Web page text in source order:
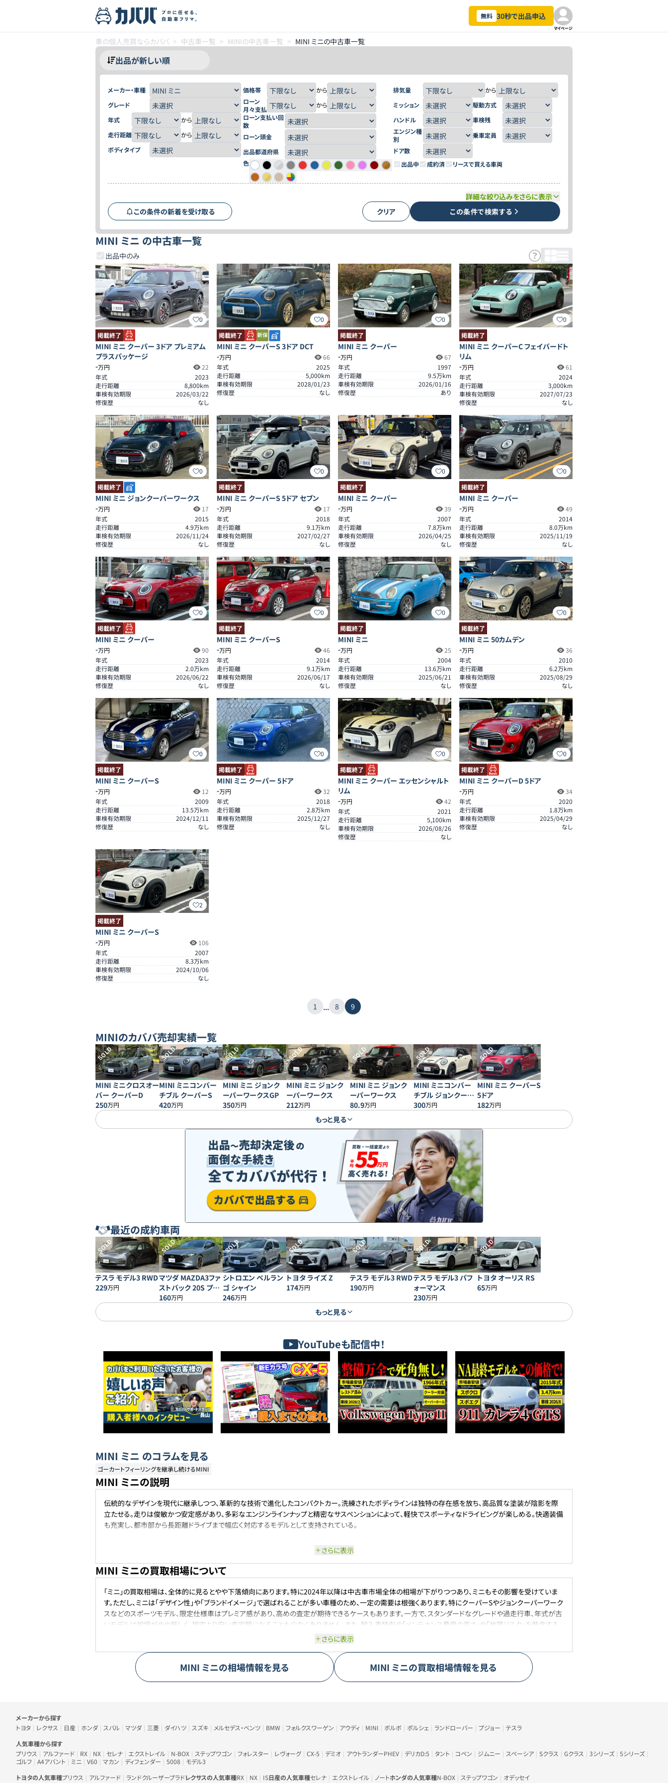
無料 30秒で出品申込
マイページ
車の個人売買ならカババ > 中古車一覧 > MINIの中古車一覧 > MINI ミニの中古車一覧
メーカー・車種
グレード
年式
から
走行距離
から
ボディタイプ
価格帯
から
ローン
月々支払
から
ローン支払い回
数
ローン頭金
出品都道府県
色
排気量
から
ミッション
駆動方式
ハンドル
車検残
エンジン種
別
乗車定員
ドア数
出品中
成約済 リースで買える車両
詳細な絞り込みをさらに表示
この条件の新着を受け取る
クリア この条件で検索する
MINI ミニ の中古車一覧
出品中のみ
0
掲載終了
MINI ミニ クーパー 3ドア プレミアム
プラスパッケージ
-万円
22
年式
2023
走行距離
8,800km
車検有効期限
2026/03/22
修復歴
なし
0
掲載終了
MINI ミニ クーパーS 3ドア DCT
-万円
66
年式
2025
走行距離
5,000km
車検有効期限
2028/01/23
修復歴
なし
0
掲載終了
MINI ミニ クーパー
-万円
67
年式
1997
走行距離
9.5万km
車検有効期限
2026/01/16
修復歴
あり
0
掲載終了
MINI ミニ クーパーC フェイバードト
リム
-万円
61
年式
2024
走行距離
3,000km
車検有効期限
2027/07/23
修復歴
なし
0
掲載終了
MINI ミニ ジョンクーパーワークス
-万円
17
年式
2015
走行距離
4.9万km
車検有効期限
2026/11/24
修復歴
なし
0
掲載終了
MINI ミニ クーパーS 5ドア セブン
-万円
17
年式
2018
走行距離
9.1万km
車検有効期限
2027/02/27
修復歴
なし
0
掲載終了
MINI ミニ クーパー
-万円
39
年式
2007
走行距離
7.8万km
車検有効期限
2026/04/25
修復歴
なし
0
掲載終了
MINI ミニ クーパー
-万円
49
年式
2014
走行距離
8.0万km
車検有効期限
2025/11/19
修復歴
なし
0
掲載終了
MINI ミニ クーパー
-万円
90
年式
2023
走行距離
2.0万km
車検有効期限
2026/06/22
修復歴
なし
0
掲載終了
MINI ミニ クーパーS
-万円
46
年式
2014
走行距離
9.1万km
車検有効期限
2026/06/17
修復歴
なし
0
掲載終了
MINI ミニ
-万円
25
年式
2004
走行距離
13.6万km
車検有効期限
2025/06/21
修復歴
なし
0
掲載終了
MINI ミニ 50カムデン
-万円
36
年式
2010
走行距離
6.2万km
車検有効期限
2025/08/29
修復歴
なし
0
掲載終了
MINI ミニ クーパーS
-万円
12
年式
2009
走行距離
13.5万km
車検有効期限
2024/12/11
修復歴
なし
0
掲載終了
MINI ミニ クーパー 5ドア
-万円
32
年式
2018
走行距離
2.8万km
車検有効期限
2025/12/27
修復歴
なし
0
掲載終了
MINI ミニ クーパー エッセンシャルト
リム
-万円
42
年式
2021
走行距離
5,100km
車検有効期限
2026/08/26
修復歴
なし
0
掲載終了
MINI ミニ クーパーD 5ドア
-万円
34
年式
2020
走行距離
1.8万km
車検有効期限
2025/04/29
修復歴
なし
2
掲載終了
MINI ミニ クーパーS
-万円
106
年式
2007
走行距離
8.3万km
車検有効期限
2024/10/06
修復歴
なし
1 ... 8 9
MINIのカババ売却実績一覧
SOLD
MINI ミニクロスオー
バー クーパーD
250万円
SOLD
MINI ミニコンバー
チブル クーパーS
420万円
SOLD
MINI ミニ ジョンク
ーパーワークスGP
350万円
SOLD
MINI ミニ ジョンク
ーパーワークス
212万円
SOLD
MINI ミニ ジョンク
ーパーワークス
80.9万円
SOLD
MINI ミニコンバー
チブル ジョンクーパ
ーワークス
300万円
SOLD
MINI ミニ クーパーS
5ドア
182万円
もっと見る
最近の成約車両
SOLD
テスラ モデル3 RWD
229万円
SOLD
マツダ MAZDA3ファ
ストバック 20S プロ
アクティブ
160万円
SOLD
シトロエン ベルラン
ゴ シャイン
246万円
SOLD
トヨタ ライズ Z
174万円
SOLD
テスラ モデル3 RWD
190万円
SOLD
テスラ モデル3 パフ
ォーマンス
230万円
SOLD
トヨタ オーリス RS
65万円
もっと見る
YouTubeも配信中！
MINI ミニ のコラムを見る
ゴーカートフィーリングを継承し続けるMINI
MINI ミニの説明
伝統的なデザインを現代に継承しつつ、革新的な技術で進化したコンパクトカー。洗練されたボディラインは独特の存在感を放ち、高品質な塗装が陰影を際
立たせる。走りは俊敏かつ安定感があり、多彩なエンジンラインナップと精密なサスペンションによって、軽快でスポーティなドライビングが楽しめる。快適装備
も充実し、都市部から長距離ドライブまで幅広く対応するモデルとして支持されている。
さらに表示
MINI ミニの買取相場について
「ミニ」の買取相場は、全体的に見るとやや下落傾向にあります。特に2024年以降は中古車市場全体の相場が下がりつつあり、ミニもその影響を受けていま
す。ただし、ミニは「デザイン性」や「ブランドイメージ」で選ばれることが多い車種のため、一定の需要は根強くあります。特にクーパーSやジョンクーパーワーク
スなどのスポーツモデル、限定仕様車はプレミア感があり、高めの査定が期待できるケースもあります。一方で、スタンダードなグレードや過走行車、年式が古
いモデルは相場がやや厳しく、想定より安い査定額になることも少なくありません。また、輸入車特有の「メンテナンス費用の高さ」や「故障リスク」を懸念する
ユーザーも多く、それが中古市場での価格に影響しています。今後も「高リセール車」とは言いにくいものの、ミニならではの個性や人気があるため、相場は大
さらに表示
MINI ミニの相場情報を見る MINI ミニの買取相場情報を見る
車のメーカー・人気車種から探す
メーカーから探す
トヨタ
レクサス 日産 ホンダ スバル マツダ 三菱 ダイハツ スズキ メルセデス・ベンツ BMW フォルクスワーゲン アウディ MINI ボルボ ポルシェ ランドローバー プジョー
テスラ
人気車種から探す
プリウス
アルファード RX NX セレナ エクストレイル N-BOX ステップワゴン フォレスター レヴォーグ CX-5 デミオ アウトランダーPHEV デリカD:5 タント コペン ジムニー スペーシア Sクラス Gクラス 3シリーズ
5シリーズ
ゴルフ
A4アバント ミニ V60 マカン ディフェンダー 5008
モデル3
トヨタの人気車種プリウス アルファード ランドクルーザープラドレクサスの人気車種RX NX IS日産の人気車種セレナ エクストレイル ノートホンダの人気車種N-BOX ステップワゴン
オデッセイ